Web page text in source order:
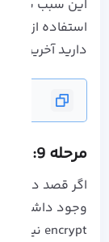
دارید آخرین
مرحله 9: استفاده از Let’s Encrypt با Nginx